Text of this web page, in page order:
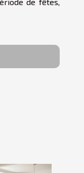
de fêtes,